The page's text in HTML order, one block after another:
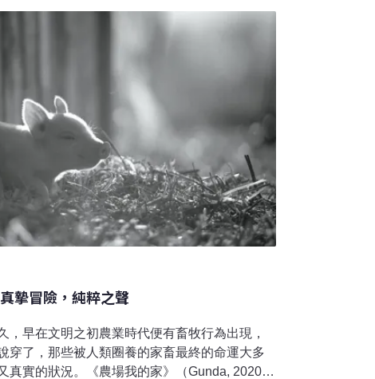
界第四大金礦，單只2014年一年就生產了97萬
需要炸鬆多少面積、挖深多少礦區土地，才能
紐蒙特礦業公司能在2019年1月15日併購加拿
特黃金公司，一躍成為全球最大黃金生產商，
的金
摯冒險，純粹之聲
，早在文明之初農業時代便有畜牧行為出現，
穿了，那些被人類圈養的家畜最終的命運大多
真實的狀況。《農場我的家》（Gunda, 2020）